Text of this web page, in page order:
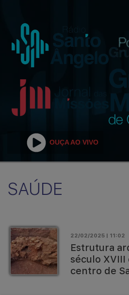
OUÇA AO VIVO
SAÚDE
22/02/2025 | 11:02
Estrutura
século
centro de